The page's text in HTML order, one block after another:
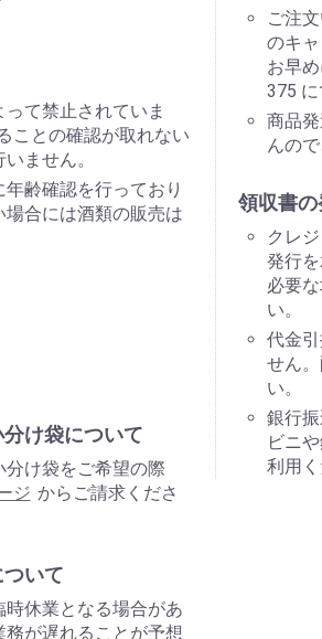
て禁止されていま
ことの確認が取れない
ません。
齢確認を行っており
合には酒類の販売は
け袋について
け袋をご希望の際
ジ からご請求くださ
いて
休業となる場合があ
が遅れることが予想
ご注
のキャ
お早
375 に
商品
んの
領収書の
クレ
発行を
必要
い。
代金
せん
い。
銀行
ビニ
利用く